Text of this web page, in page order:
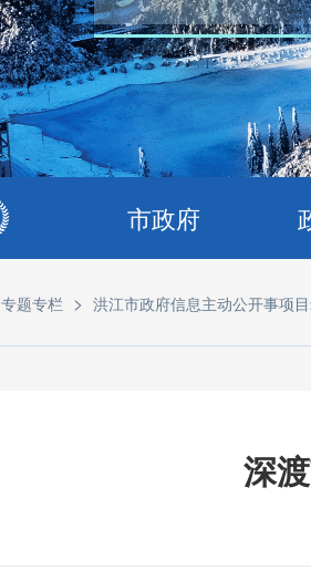
市政府
专题专栏 > 洪江市政府信息主动公开事项
深